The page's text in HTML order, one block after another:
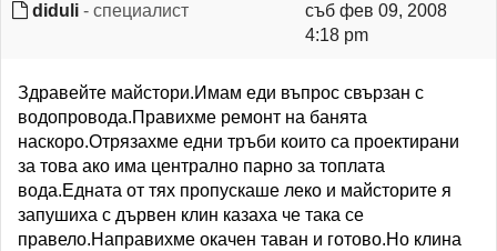
diduli - специалист
съб фев 09, 2008
4:18 pm
Здравейте майстори.Имам еди въпрос свързан с
водопровода.Правихме ремонт на банята
наскоро.Отрязахме едни тръби които са проектирани
за това ако има централно парно за топлата
вода.Едната от тях пропускаше леко и майсторите я
запушиха с дървен клин казаха че така се
правело.Направихме окачен таван и готово.Но клина